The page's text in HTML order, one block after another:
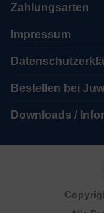
Zahlungsarten
Impressum
Bestellen bei
Downloads /